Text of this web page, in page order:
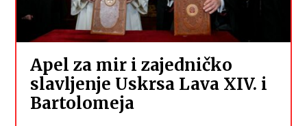
Apel za mir i zajedničko
slavljenje Uskrsa Lava XIV. i
Bartolomeja